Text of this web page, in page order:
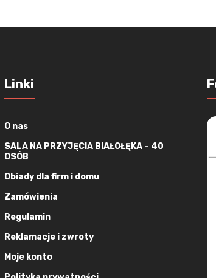
Linki
O nas
SALA NA PRZYJĘCIA BIAŁOŁĘKA – 40
OSÓB
Obiady dla firm i domu
Zamówienia
Regulamin
Reklamacje i zwroty
Moje konto